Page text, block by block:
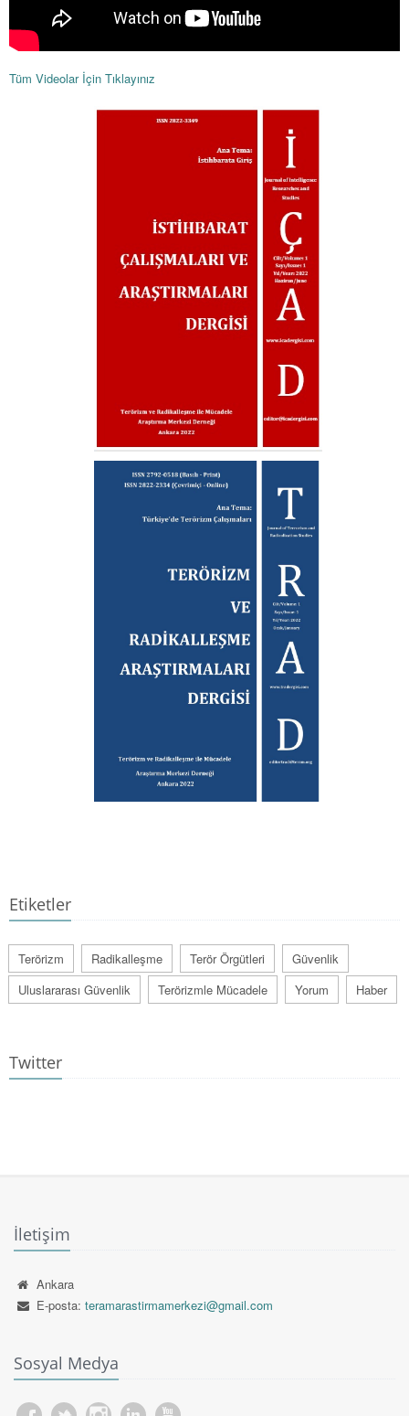
Tüm Videolar İçin Tıklayınız
Etiketler
Terörizm Radikalleşme Terör Örgütleri
Güvenlik
Uluslararası Güvenlik
Terörizmle Mücadele Yorum Haber
Twitter
İletişim
Ankara
E-posta: teramarastirmamerkezi@gmail.com
Sosyal Medya